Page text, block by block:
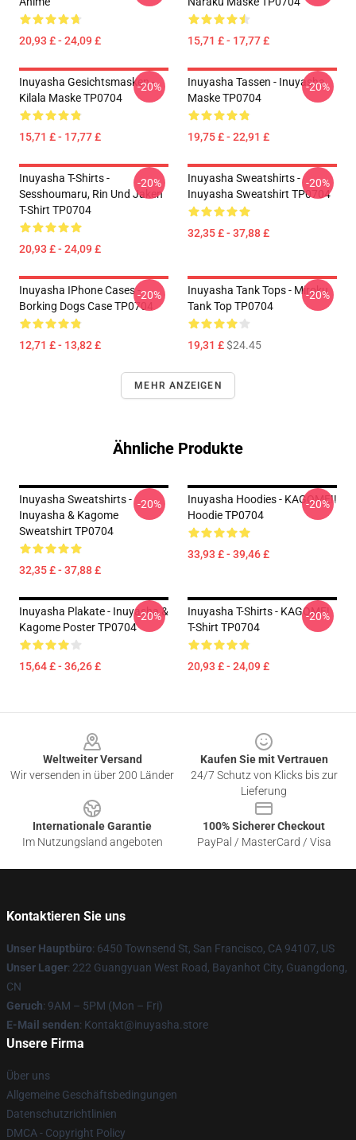
20,93 £ - 24,09 £ 15,71 £ - 17,77 £
Inuyasha Gesichtsmasken -
Kilala Maske TP0704
15,71 £ - 17,77 £
-20%
Inuyasha Tassen - Inuyasha
Maske TP0704
19,75 £ - 22,91 £
-20%
Inuyasha T-Shirts -
Sesshoumaru, Rin Und Jaken
T-Shirt TP0704
20,93 £ - 24,09 £
-20%
Inuyasha Sweatshirts -
Inuyasha Sweatshirt TP0704
32,35 £ - 37,88 £
-20%
Inuyasha IPhone Cases -
Borking Dogs Case TP0704
12,71 £ - 13,82 £
-20%
Inuyasha Tank Tops - Miroku
Tank Top TP0704
19,31 £$24.45
-20%
MEHR ANZEIGEN
Ähnliche Produkte
Inuyasha Sweatshirts -
Inuyasha & Kagome
Sweatshirt TP0704
32,35 £ - 37,88 £
-20%
Inuyasha Hoodies - KAGOME!!
Hoodie TP0704
33,93 £ - 39,46 £
-20%
Inuyasha Plakate - Inuyasha &
Kagome Poster TP0704
15,64 £ - 36,26 £
-20%
Inuyasha T-Shirts - KAGOME!
T-Shirt TP0704
20,93 £ - 24,09 £
-20%
Weltweiter Versand
Wir versenden in über 200 Länder
Kaufen Sie mit Vertrauen
24/7 Schutz von Klicks bis zur
Lieferung
Internationale Garantie
Im Nutzungsland angeboten
100% Sicherer Checkout
PayPal / MasterCard / Visa
Kontaktieren Sie uns
Unser Hauptbüro: 6450 Townsend St, San Francisco, CA 94107, US
Unser Lager: 222 Guangyuan West Road, Bayanhot City, Guangdong,
CN
Geruch: 9AM – 5PM (Mon – Fri)
E-Mail senden: Kontakt@inuyasha.store
Unsere Firma
Über uns
Allgemeine Geschäftsbedingungen
Datenschutzrichtlinien
DMCA - Copyright Policy